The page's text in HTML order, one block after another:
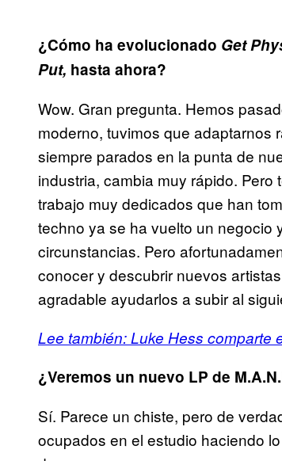
¿Cómo ha evolucionado Get
Put, hasta ahora?
Wow. Gran pregunta. Hemos
moderno, tuvimos que adaptarnos
siempre parados en la punta de
industria, cambia muy rápido.
trabajo muy dedicados que han
techno ya se ha vuelto un negocio
circunstancias. Pero
conocer y descubrir nuevos
agradable ayudarlos a subir al
Lee también:Luke Hess comparte
¿Veremos un nuevo LP de
Sí. Parece un chiste, pero de
ocupados en el estudio haciendo